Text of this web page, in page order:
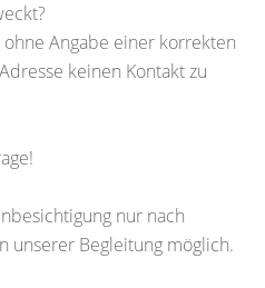
Angabe einer korrekten
keinen Kontakt zu
nur nach
unserer Begleitung möglich.